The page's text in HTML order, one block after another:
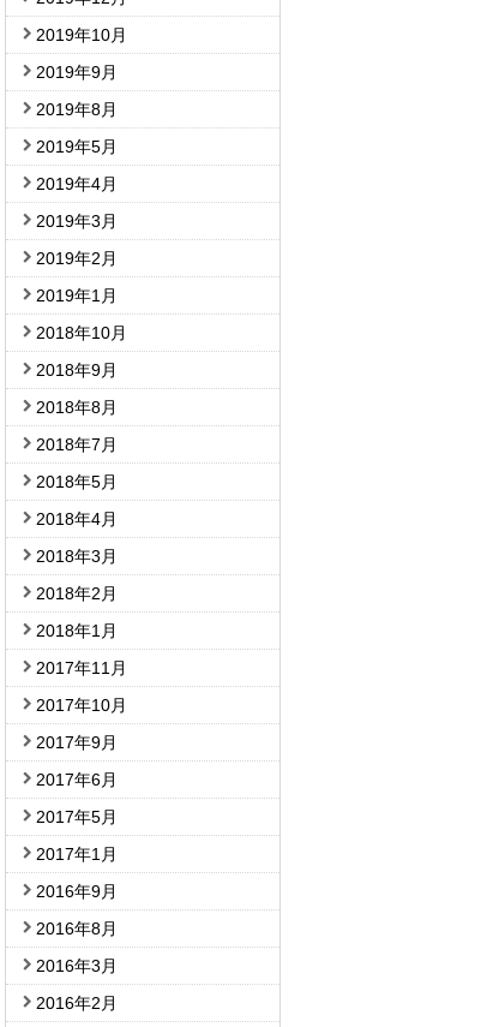
2019年10月
2019年9月
2019年8月
2019年5月
2019年4月
2019年3月
2019年2月
2019年1月
2018年10月
2018年9月
2018年8月
2018年7月
2018年5月
2018年4月
2018年3月
2018年2月
2018年1月
2017年11月
2017年10月
2017年9月
2017年6月
2017年5月
2017年1月
2016年9月
2016年8月
2016年3月
2016年2月